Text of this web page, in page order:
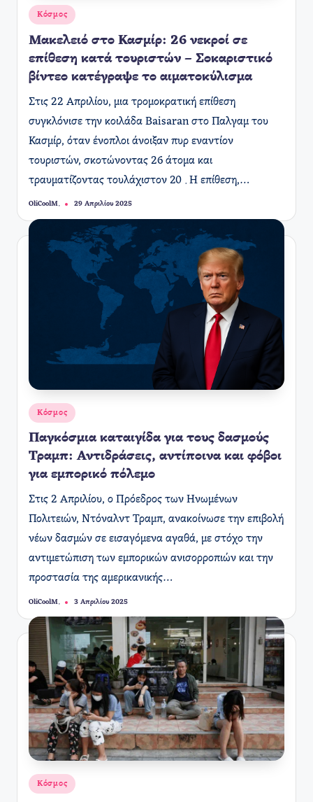
Αναρτήθηκε
Κόσμος
Μακελειό στο Κασμίρ: 26 νεκροί σε
επίθεση κατά τουριστών – Σοκαριστικό
βίντεο κατέγραψε το αιματοκύλισμα
Στις 22 Απριλίου, μια τρομοκρατική επίθεση
συγκλόνισε την κοιλάδα Baisaran στο Παλγαμ του
Κασμίρ, όταν ένοπλοι άνοιξαν πυρ εναντίον
τουριστών, σκοτώνοντας 26 άτομα και
τραυματίζοντας τουλάχιστον 20 . Η επίθεση,…
Συγγραφέας:
OliCoolM. 29 Απριλίου 2025
Αναρτήθηκε
σε
Κόσμος
Παγκόσμια καταιγίδα για τους δασμούς
Τραμπ: Αντιδράσεις, αντίποινα και φόβοι
για εμπορικό πόλεμο
​Στις 2 Απριλίου, ο Πρόεδρος των Ηνωμένων
Πολιτειών, Ντόναλντ Τραμπ, ανακοίνωσε την επιβολή
νέων δασμών σε εισαγόμενα αγαθά, με στόχο την
αντιμετώπιση των εμπορικών ανισορροπιών και την
προστασία της αμερικανικής…
Συγγραφέας:
OliCoolM. 3 Απριλίου 2025
Αναρτήθηκε
Κόσμος